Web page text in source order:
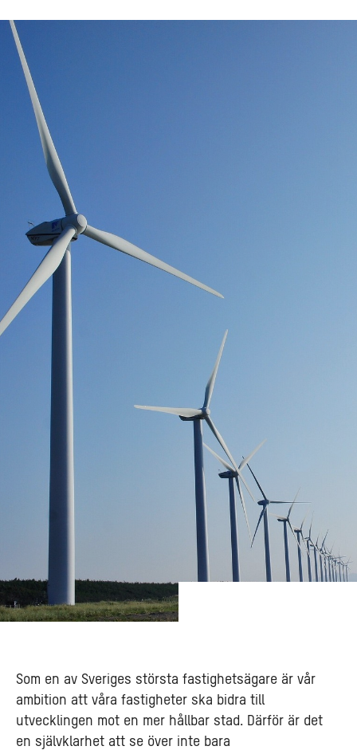
Som en av Sveriges största fastighetsägare är vår
ambition att våra fastigheter ska bidra till
utvecklingen mot en mer hållbar stad. Därför är det
en självklarhet att se över inte bara